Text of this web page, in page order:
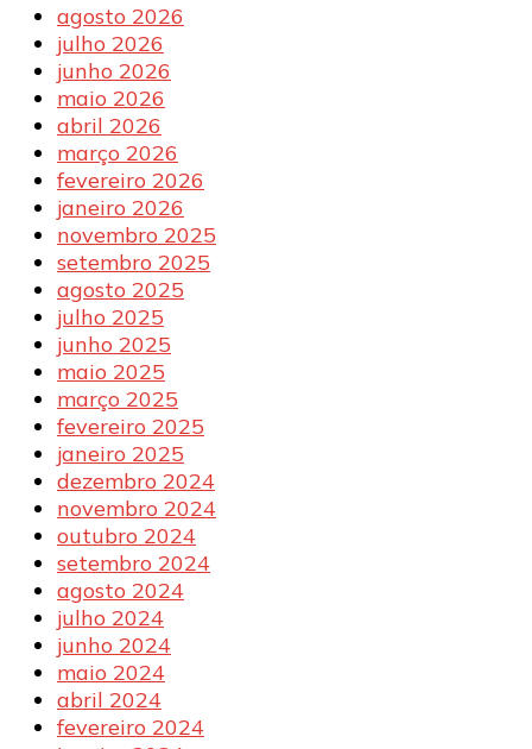
agosto 2026
julho 2026
junho 2026
maio 2026
abril 2026
março 2026
fevereiro 2026
janeiro 2026
novembro 2025
setembro 2025
agosto 2025
julho 2025
junho 2025
maio 2025
março 2025
fevereiro 2025
janeiro 2025
dezembro 2024
novembro 2024
outubro 2024
setembro 2024
agosto 2024
julho 2024
junho 2024
maio 2024
abril 2024
fevereiro 2024